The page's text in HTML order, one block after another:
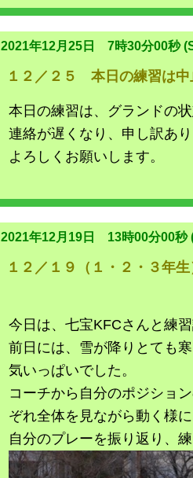
2021年12月25日 7時30分00秒
１２／２５ 本日の練習は中
本日の練習は、グランドの
連絡が遅くなり、申し訳あ
よろしくお願いします。
2021年12月19日 13時00分00秒
１２／１９（１・２・３年
今日は、七宝KFCさんと練
前日には、雪が降りとても
気いっぱいでした。
コーチから自分のポジショ
ぞれ全体を見ながら動く様
自分のプレーを振り返り、